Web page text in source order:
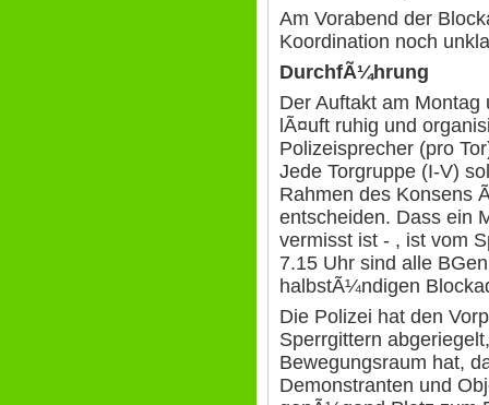
Am Vorabend der
Koordination noch
DurchfÃ¼hrung
Der Auftakt am
lÃ¤uft ruhig und
Polizeisprecher (pro
Jede Torgruppe (I-V)
Rahmen des Konsens
entscheiden. Dass ein
vermisst ist - , ist vom
7.15 Uhr sind alle
halbstÃ¼ndigen
Die Polizei hat den
Sperrgittern
Bewegungsraum hat,
Demonstranten und